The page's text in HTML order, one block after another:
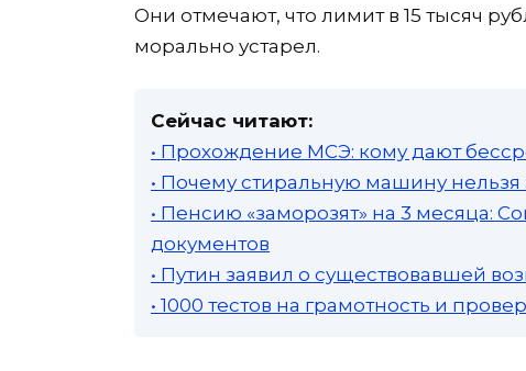
Они отмечают, что лимит в 15 тысяч
морально устарел.
Сейчас читают:
• Прохождение МСЭ: кому дают
• Почему стиральную машину нельзя
• Пенсию «заморозят» на 3 месяца:
документов
• Путин заявил о существовавшей
• 1000 тестов на грамотность и